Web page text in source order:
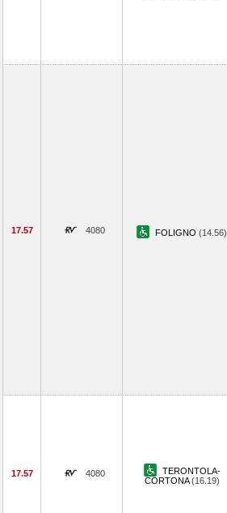
17.57 4080 FOLIGNO (14.56)
17.57 4080
TERONTOLA-
CORTONA(16.19)